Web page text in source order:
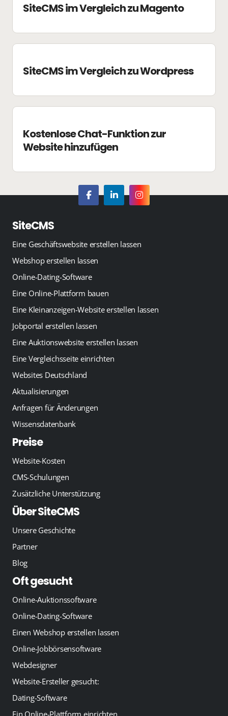
SiteCMS im Vergleich zu Magento
SiteCMS im Vergleich zu Wordpress
Kostenlose Chat-Funktion zur
Website hinzufügen
SiteCMS
Eine Geschäftswebsite erstellen lassen
Webshop erstellen lassen
Online-Dating-Software
Eine Online-Plattform bauen
Eine Kleinanzeigen-Website erstellen lassen
Jobportal erstellen lassen
Eine Auktionswebsite erstellen lassen
Eine Vergleichsseite einrichten
Websites Deutschland
Aktualisierungen
Anfragen für Änderungen
Wissensdatenbank
Preise
Website-Kosten
CMS-Schulungen
Zusätzliche Unterstützung
Über SiteCMS
Unsere Geschichte
Partner
Blog
Oft gesucht
Online-Auktionssoftware
Online-Dating-Software
Einen Webshop erstellen lassen
Online-Jobbörsensoftware
Webdesigner
Website-Ersteller gesucht:
Dating-Software
Ein Online-Plattform einrichten